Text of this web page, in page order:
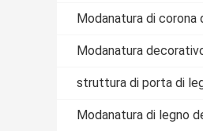
Modanatura di corona
Modanatura
struttura di porta di
Modanatura di legno